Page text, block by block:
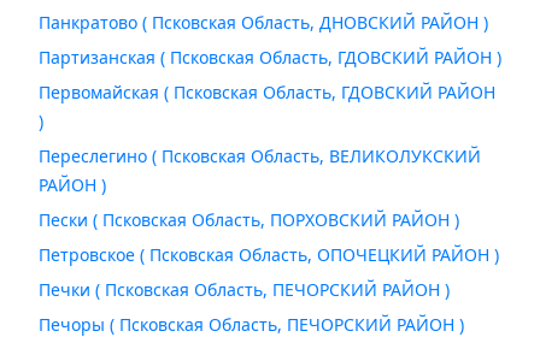
Панкратово ( Псковская Область, ДНОВСКИЙ РАЙОН )
Партизанская ( Псковская Область, ГДОВСКИЙ РАЙОН )
Первомайская ( Псковская Область, ГДОВСКИЙ РАЙОН
)
Переслегино ( Псковская Область, ВЕЛИКОЛУКСКИЙ
РАЙОН )
Пески ( Псковская Область, ПОРХОВСКИЙ РАЙОН )
Петровское ( Псковская Область, ОПОЧЕЦКИЙ РАЙОН )
Печки ( Псковская Область, ПЕЧОРСКИЙ РАЙОН )
Печоры ( Псковская Область, ПЕЧОРСКИЙ РАЙОН )